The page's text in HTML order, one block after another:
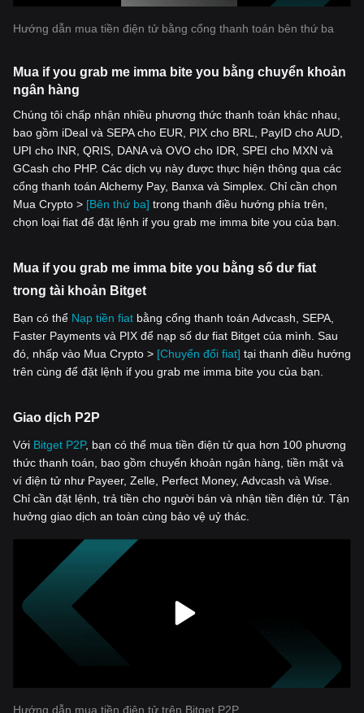
Hướng dẫn mua tiền điện tử bằng cổng thanh toán bên thứ ba
Mua if you grab me imma bite you bằng chuyển khoản
ngân hàng
Chúng tôi chấp nhận nhiều phương thức thanh toán khác nhau,
bao gồm iDeal và SEPA cho EUR, PIX cho BRL, PayID cho AUD,
UPI cho INR, QRIS, DANA và OVO cho IDR, SPEI cho MXN và
GCash cho PHP. Các dịch vụ này được thực hiện thông qua các
cổng thanh toán Alchemy Pay, Banxa và Simplex. Chỉ cần chọn
Mua Crypto > [Bên thứ ba] trong thanh điều hướng phía trên,
chọn loại fiat để đặt lệnh if you grab me imma bite you của bạn.
Mua if you grab me imma bite you bằng số dư fiat
trong tài khoản Bitget
Bạn có thể Nạp tiền fiat bằng cổng thanh toán Advcash, SEPA,
Faster Payments và PIX để nạp số dư fiat Bitget của mình. Sau
đó, nhấp vào Mua Crypto > [Chuyển đổi fiat] tại thanh điều hướng
trên cùng để đặt lệnh if you grab me imma bite you của bạn.
Giao dịch P2P
Với ‌Bitget P2P, bạn có thể mua tiền điện tử qua hơn 100 phương
thức thanh toán, bao gồm chuyển khoản ngân hàng, tiền mặt và
ví điện tử như Payeer, Zelle, Perfect Money, Advcash và Wise.
Chỉ cần đặt lệnh, trả tiền cho người bán và nhận tiền điện tử. Tận
hưởng giao dịch an toàn cùng bảo vệ uỷ thác.
Hướng dẫn mua tiền điện tử trên Bitget P2P